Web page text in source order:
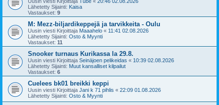
Uusin viesti Kirjoittaja Tube « 20:46 02.08.2026
Lähetetty Sijainti: Kaisa
Vastaukset: 9
M: Mezz-biljardikeppejä ja tarvikkeita - Oulu
Uusin viesti Kirjoittaja Maaahelo « 11:41 02.08.2026
Lähetetty Sijainti: Osto & Myynti
Vastaukset: 11
Snooker turnaus Kurikassa la 29.8.
Uusin viesti Kirjoittaja Seinäjoen pelikeidas « 10:39 02.08.2026
Lähetetty Sijainti: Muut kansalliset kilpailut
Vastaukset: 6
Cuelees bk01 breikki keppi
Uusin viesti Kirjoittaja Jani k 71 pihlis « 22:09 01.08.2026
Lähetetty Sijainti: Osto & Myynti